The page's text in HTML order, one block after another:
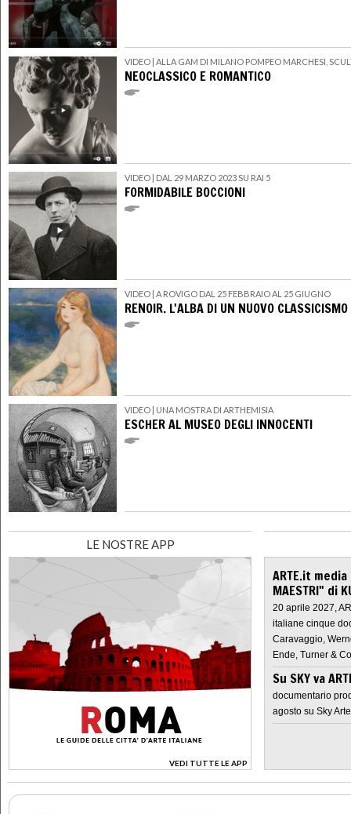
VIDEO | ALLA GAM DI MILANO POMPEO MARCHESI,
NEOCLASSICO E ROMANTICO
VIDEO | DAL 29 MARZO 2023 SU RAI 5
FORMIDABILE BOCCIONI
VIDEO | A ROVIGO DAL 25 FEBBRAIO AL 25 GIUGNO
RENOIR. L'ALBA DI UN NUOVO CLASSICISMO
VIDEO | UNA MOSTRA DI ARTHEMISIA
ESCHER AL MUSEO DEGLI INNOCENTI
LE NOSTRE APP
VEDI TUTTE LE APP
>
ARTE.it
MAESTRI" di
20 aprile 2027,
italiane cinque
Caravaggio,
Ende, Turner &
Su SKY va
documentario
agosto su Sky Arte